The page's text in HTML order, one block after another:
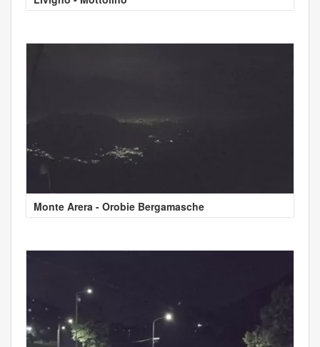
Monte Arera - Orobie Bergamasche